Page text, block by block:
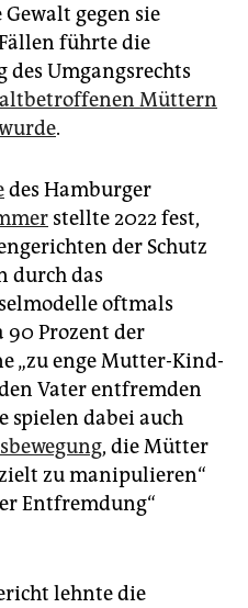
gegen sie
führte die
Umgangsrechts
Müttern
.
des Hamburger
stellte 2022 fest,
der Schutz
durch das
oftmals
90 Prozent der
„zu enge Mutter-Kind-
Vater entfremden
spielen dabei auch
, die Mütter
zu manipulieren“
Entfremdung“
lehnte die